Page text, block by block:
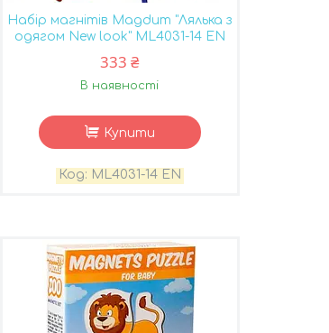
Набір магнітів Magdum "Лялька з
одягом New look" ML4031-14 EN
333 ₴
В наявності
Купити
ML4031-14 EN